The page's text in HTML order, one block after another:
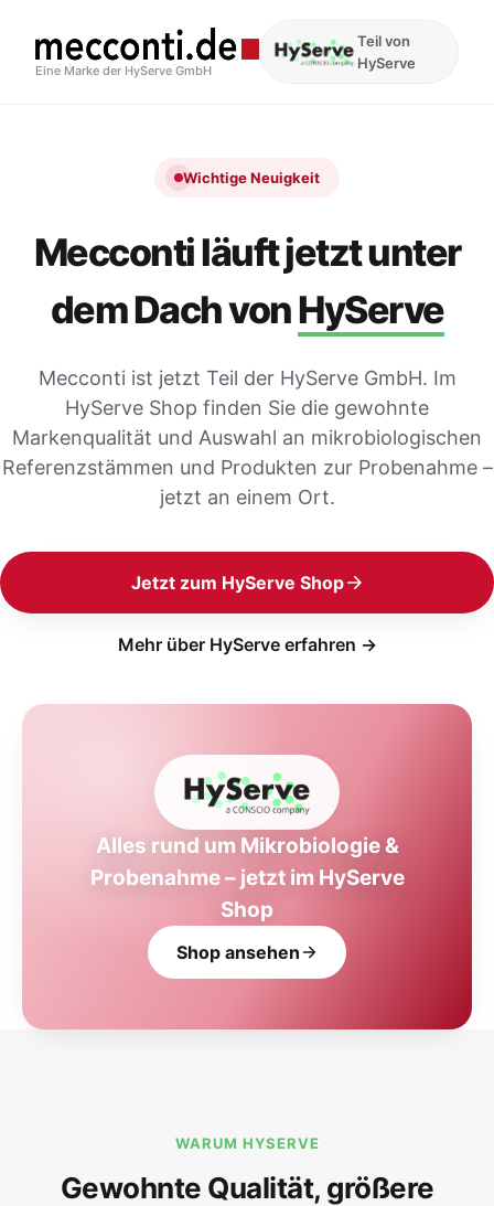
Eine Marke der HyServe GmbH
Teil von
HyServe
Wichtige Neuigkeit
Mecconti läuft jetzt unter
dem Dach vonHyServe
Mecconti ist jetzt Teil der HyServe GmbH. Im
HyServe Shop finden Sie die gewohnte
Markenqualität und Auswahl an mikrobiologischen
Referenzstämmen und Produkten zur Probenahme –
jetzt an einem Ort.
Jetzt zum HyServe Shop
Mehr über HyServe erfahren →
Alles rund um Mikrobiologie &
Probenahme – jetzt im HyServe
Shop
Shop ansehen
WARUM HYSERVE
Gewohnte Qualität, größere